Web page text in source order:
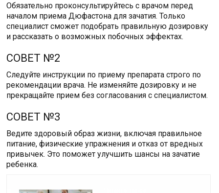
Обязательно проконсультируйтесь с врачом перед
началом приема Дюфастона для зачатия. Только
специалист сможет подобрать правильную дозировку
и рассказать о возможных побочных эффектах.
СОВЕТ №2
Следуйте инструкции по приему препарата строго по
рекомендации врача. Не изменяйте дозировку и не
прекращайте прием без согласования с специалистом.
СОВЕТ №3
Ведите здоровый образ жизни, включая правильное
питание, физические упражнения и отказ от вредных
привычек. Это поможет улучшить шансы на зачатие
ребенка.